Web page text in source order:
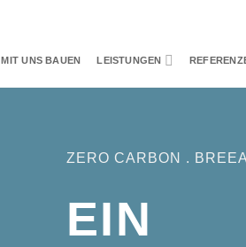
MIT UNS BAUEN LEISTUNGEN
ZERO CARBON .
EIN